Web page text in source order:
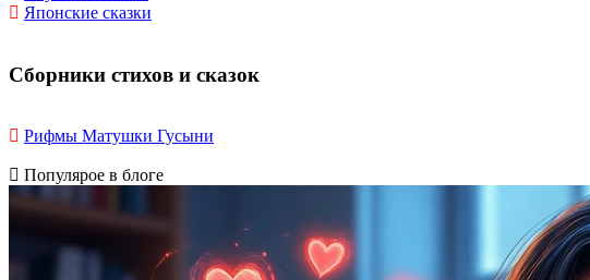
Японские сказки
Сборники стихов и сказок
Рифмы Матушки Гусыни
Популярое в блоге